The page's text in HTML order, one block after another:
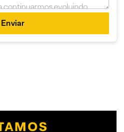
Enviar